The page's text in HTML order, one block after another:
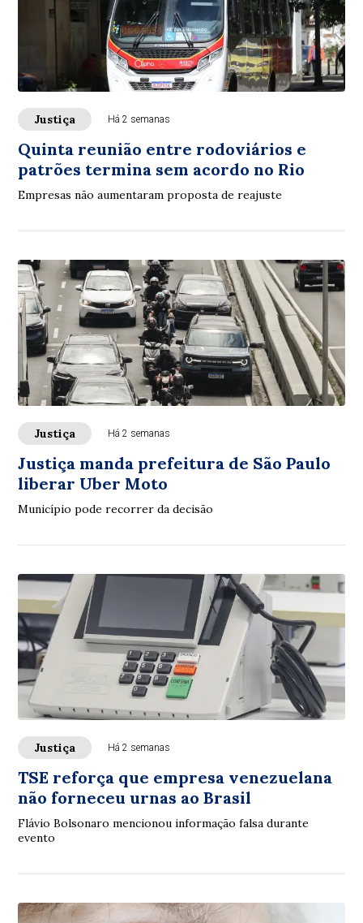
Justiça Há 2 semanas
Quinta reunião entre rodoviários e
patrões termina sem acordo no Rio
Empresas não aumentaram proposta de reajuste
Justiça Há 2 semanas
Justiça manda prefeitura de São Paulo
liberar Uber Moto
Município pode recorrer da decisão
Justiça Há 2 semanas
TSE reforça que empresa venezuelana
não forneceu urnas ao Brasil
Flávio Bolsonaro mencionou informação falsa durante
evento